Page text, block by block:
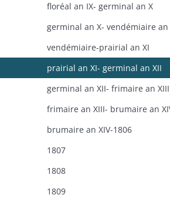
floréal an IX- germinal an X
germinal an X- vendémiaire an
vendémiaire-prairial an XI
prairial an XI- germinal an XII
germinal an XII- frimaire an XIII
frimaire an XIII- brumaire an
brumaire an XIV-1806
1807
1808
1809